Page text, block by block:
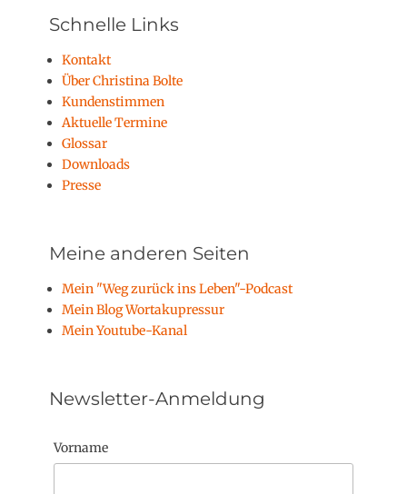
Schnelle Links
Kontakt
Über Christina Bolte
Kundenstimmen
Aktuelle Termine
Glossar
Downloads
Presse
Meine anderen Seiten
Mein "Weg zurück ins Leben"-Podcast
Mein Blog Wortakupressur
Mein Youtube-Kanal
Newsletter-Anmeldung
Vorname